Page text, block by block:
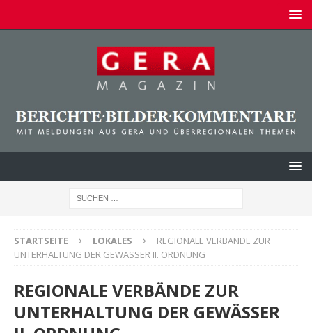
STARTSEITE LOKALES
REGIONALE VERBÄNDE ZUR
UNTERHALTUNG DER GEWÄSSER II. ORDNUNG
REGIONALE VERBÄNDE ZUR
UNTERHALTUNG DER GEWÄSSER